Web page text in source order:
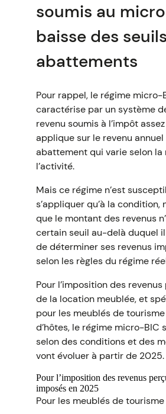
soumis au
baisse des
abattements
Pour rappel, le régime micro-
caractérise par un système
revenu soumis à l’impôt
applique sur le revenu
abattement qui varie selon la
l’activité.
Mais ce régime n’est
s’appliquer qu’à la condition,
que le montant des revenus
certain seuil au-delà duquel
de déterminer ses revenus
selon les règles du régime
Pour l’imposition des
de la location meublée, et
pour les meublés de
d’hôtes, le régime micro-BIC
selon des conditions et des
vont évoluer à partir de 2025.
Pour l’imposition des revenus
imposés en 2025
Pour les meublés de tourisme